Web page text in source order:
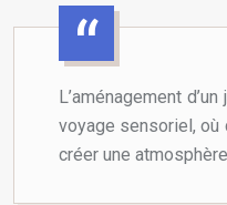
L’aménagement
voyage sensoriel, où
créer une